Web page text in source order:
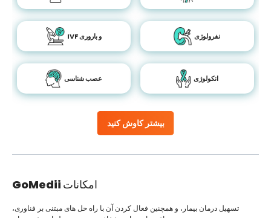
بیشتر کاوش کنید
IVF و باروری نفرولوژی
عصب شناسی انکولوژی
GoMedii امکانات
تسهیل درمان بیمار، و همچنین فعال کردن آن با راه حل های مبتنی بر فناوری،